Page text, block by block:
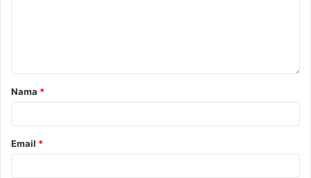
Nama *
Email *